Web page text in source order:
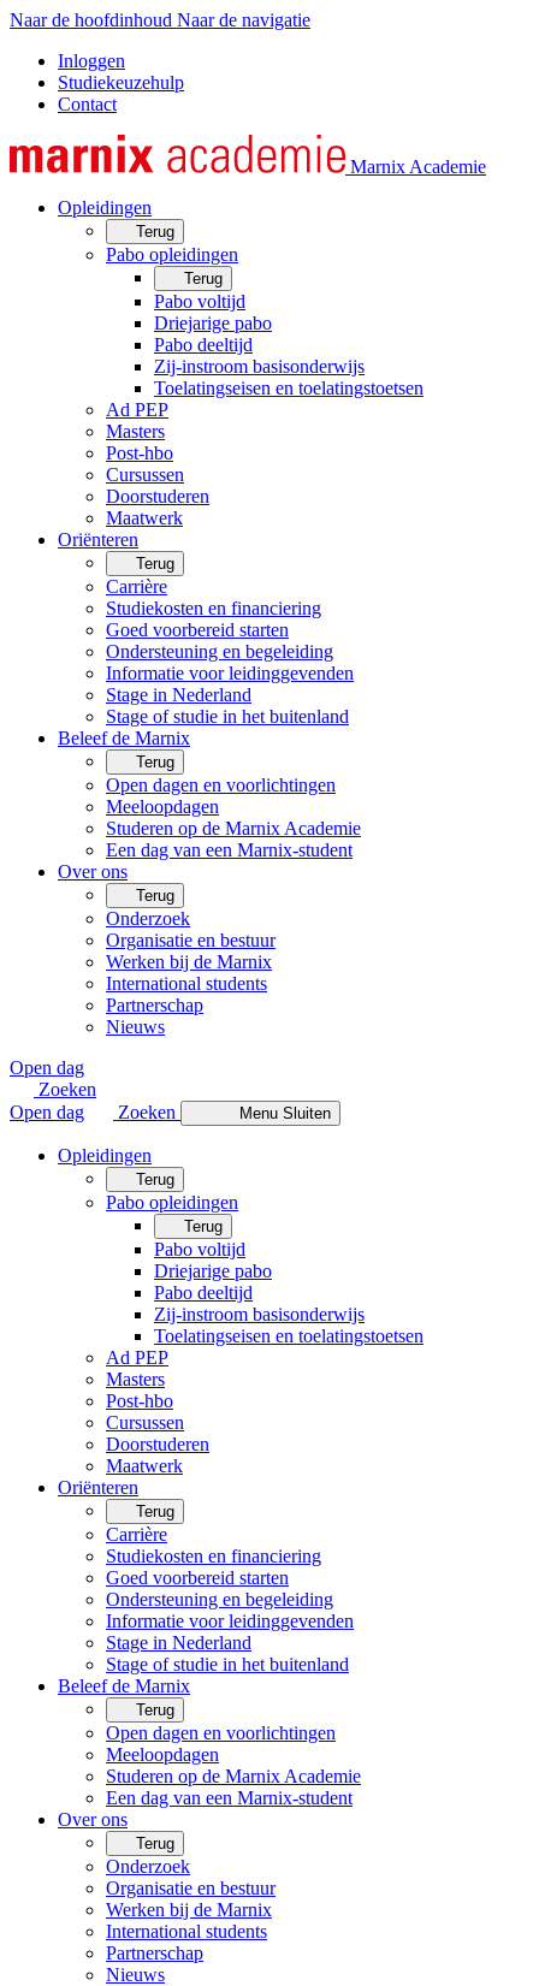
Naar de hoofdinhoud Naar de navigatie
Inloggen
Studiekeuzehulp
Contact
Marnix Academie
Opleidingen
Terug
Pabo opleidingen
Terug
Pabo voltijd
Driejarige pabo
Pabo deeltijd
Zij-instroom basisonderwijs
Toelatingseisen en toelatingstoetsen
Ad PEP
Masters
Post-hbo
Cursussen
Doorstuderen
Maatwerk
Oriënteren
Terug
Carrière
Studiekosten en financiering
Goed voorbereid starten
Ondersteuning en begeleiding
Informatie voor leidinggevenden
Stage in Nederland
Stage of studie in het buitenland
Beleef de Marnix
Terug
Open dagen en voorlichtingen
Meeloopdagen
Studeren op de Marnix Academie
Een dag van een Marnix-student
Over ons
Terug
Onderzoek
Organisatie en bestuur
Werken bij de Marnix
International students
Partnerschap
Nieuws
Open dag
Zoeken
Open dag
Zoeken Menu Sluiten
Opleidingen
Terug
Pabo opleidingen
Terug
Pabo voltijd
Driejarige pabo
Pabo deeltijd
Zij-instroom basisonderwijs
Toelatingseisen en toelatingstoetsen
Ad PEP
Masters
Post-hbo
Cursussen
Doorstuderen
Maatwerk
Oriënteren
Terug
Carrière
Studiekosten en financiering
Goed voorbereid starten
Ondersteuning en begeleiding
Informatie voor leidinggevenden
Stage in Nederland
Stage of studie in het buitenland
Beleef de Marnix
Terug
Open dagen en voorlichtingen
Meeloopdagen
Studeren op de Marnix Academie
Een dag van een Marnix-student
Over ons
Terug
Onderzoek
Organisatie en bestuur
Werken bij de Marnix
International students
Partnerschap
Nieuws